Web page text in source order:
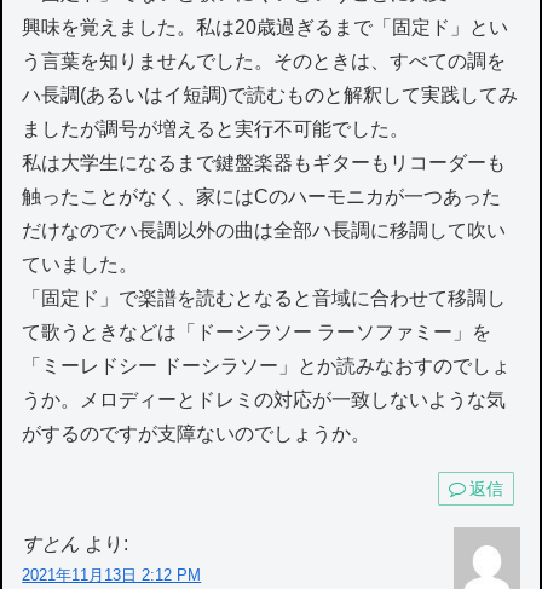
興味を覚えました。私は20歳過ぎるまで「固定ド」とい
う言葉を知りませんでした。そのときは、すべての調を
ハ長調(あるいはイ短調)で読むものと解釈して実践してみ
ましたが調号が増えると実行不可能でした。
私は大学生になるまで鍵盤楽器もギターもリコーダーも
触ったことがなく、家にはCのハーモニカが一つあった
だけなのでハ長調以外の曲は全部ハ長調に移調して吹い
ていました。
「固定ド」で楽譜を読むとなると音域に合わせて移調し
て歌うときなどは「ドーシラソー ラーソファミー」を
「ミーレドシー ドーシラソー」とか読みなおすのでしょ
うか。メロディーとドレミの対応が一致しないような気
がするのですが支障ないのでしょうか。
返信
すとん より:
2021年11月13日 2:12 PM